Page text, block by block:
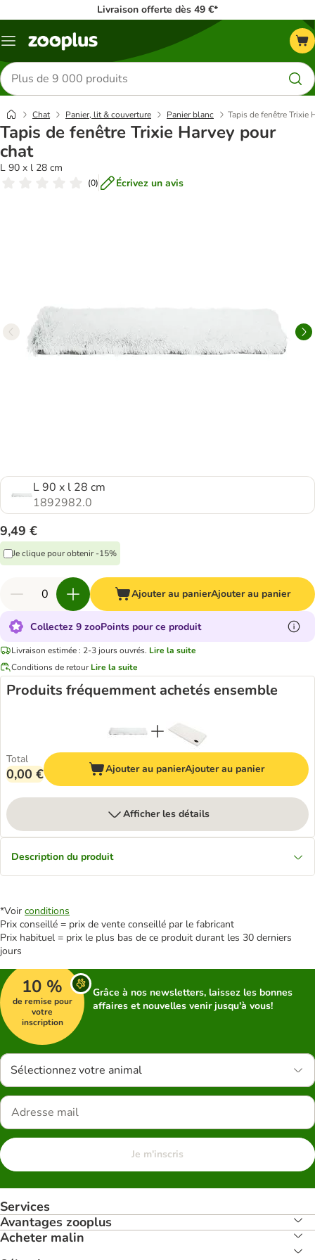
Livraison offerte dès 49 €*
Menu
Rechercher
des
produits
Chat Panier, lit & couverture Panier blanc Tapis de fenêtre Trixie
Tapis de fenêtre Trixie Harvey pour
chat
L 90 x l 28 cm
(0) Écrivez un avis
L 90 x l 28 cm
1892982.0
9,49 €
Je clique pour obtenir -15%
Ajouter au panierAjouter au panier
Collectez 9 zooPoints pour ce produit
Livraison estimée : 2-3 jours ouvrés. Lire la suite
Conditions de retour Lire la suite
Produits fréquemment achetés ensemble
Total
0,00 € Ajouter au panierAjouter au panier
Afficher les détails
Description du produit
*Voir conditions
Prix conseillé = prix de vente conseillé par le fabricant
Prix habituel = prix le plus bas de ce produit durant les 30 derniers
jours
10 %
de remise pour
votre
inscription
Grâce à nos newsletters, laissez les bonnes
affaires et nouvelles venir jusqu'à vous!
Sélectionnez votre animal
Je m'inscris
Services
Avantages zooplus
Acheter malin